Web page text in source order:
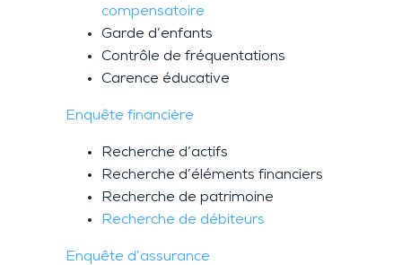
compensatoire
Garde d’enfants
Contrôle de fréquentations
Carence éducative
Enquête financière
Recherche d’actifs
Recherche d’éléments financiers
Recherche de patrimoine
Recherche de débiteurs
Enquête d’assurance